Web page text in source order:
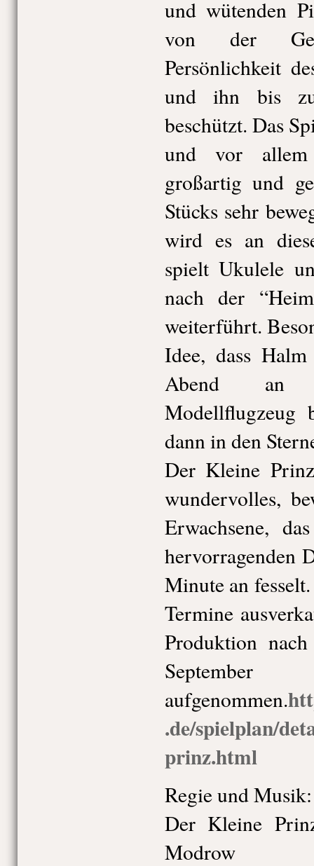
und wütenden
von der
Persönlichkeit
und ihn bis
beschützt. Das
und vor
großartig und
Stücks sehr
wird es an
spielt Ukulele
nach der
weiterführt.
Idee, dass
Abend an
Modellflugzeug
dann in den
Der Kleine
wundervolles,
Erwachsene,
hervorragenden
Minute an
Termine
Produktion
aufgenommen.
.de/spielplan/
prinz.html
Regie und Musik:
Der Kleine
Modrow